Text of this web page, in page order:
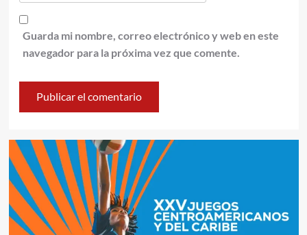
Guarda mi nombre, correo electrónico y web en este
navegador para la próxima vez que comente.